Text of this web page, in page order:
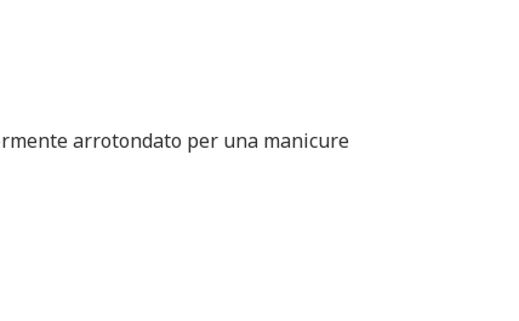
arrotondato per una manicure